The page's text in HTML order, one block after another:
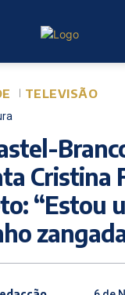
TELEVISÃO
Cristina
“Estou